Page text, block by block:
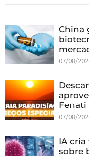
China
07/08/
Fenati
07/08/
IA cria
sobre